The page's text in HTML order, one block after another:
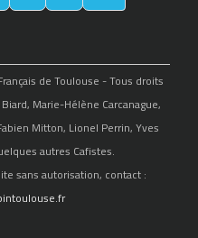
de Toulouse - Tous droits
Marie-Hélène Carcanague,
Mitton, Lionel Perrin, Yves
autres Cafistes.
sans autorisation, contact :